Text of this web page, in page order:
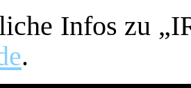
Infos zu
.